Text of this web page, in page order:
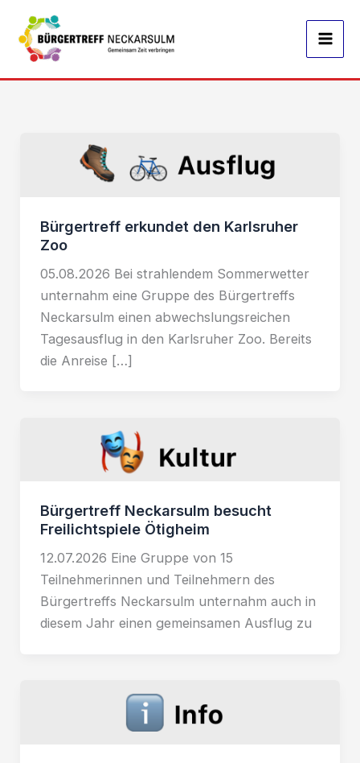
Inhalt
springen
Bürgertreff erkundet den Karlsruher
Zoo
05.08.2026 Bei strahlendem Sommerwetter
unternahm eine Gruppe des Bürgertreffs
Neckarsulm einen abwechslungsreichen
Tagesausflug in den Karlsruher Zoo. Bereits
die Anreise […]
Bürgertreff Neckarsulm besucht
Freilichtspiele Ötigheim
12.07.2026 Eine Gruppe von 15
Teilnehmerinnen und Teilnehmern des
Bürgertreffs Neckarsulm unternahm auch in
diesem Jahr einen gemeinsamen Ausflug zu